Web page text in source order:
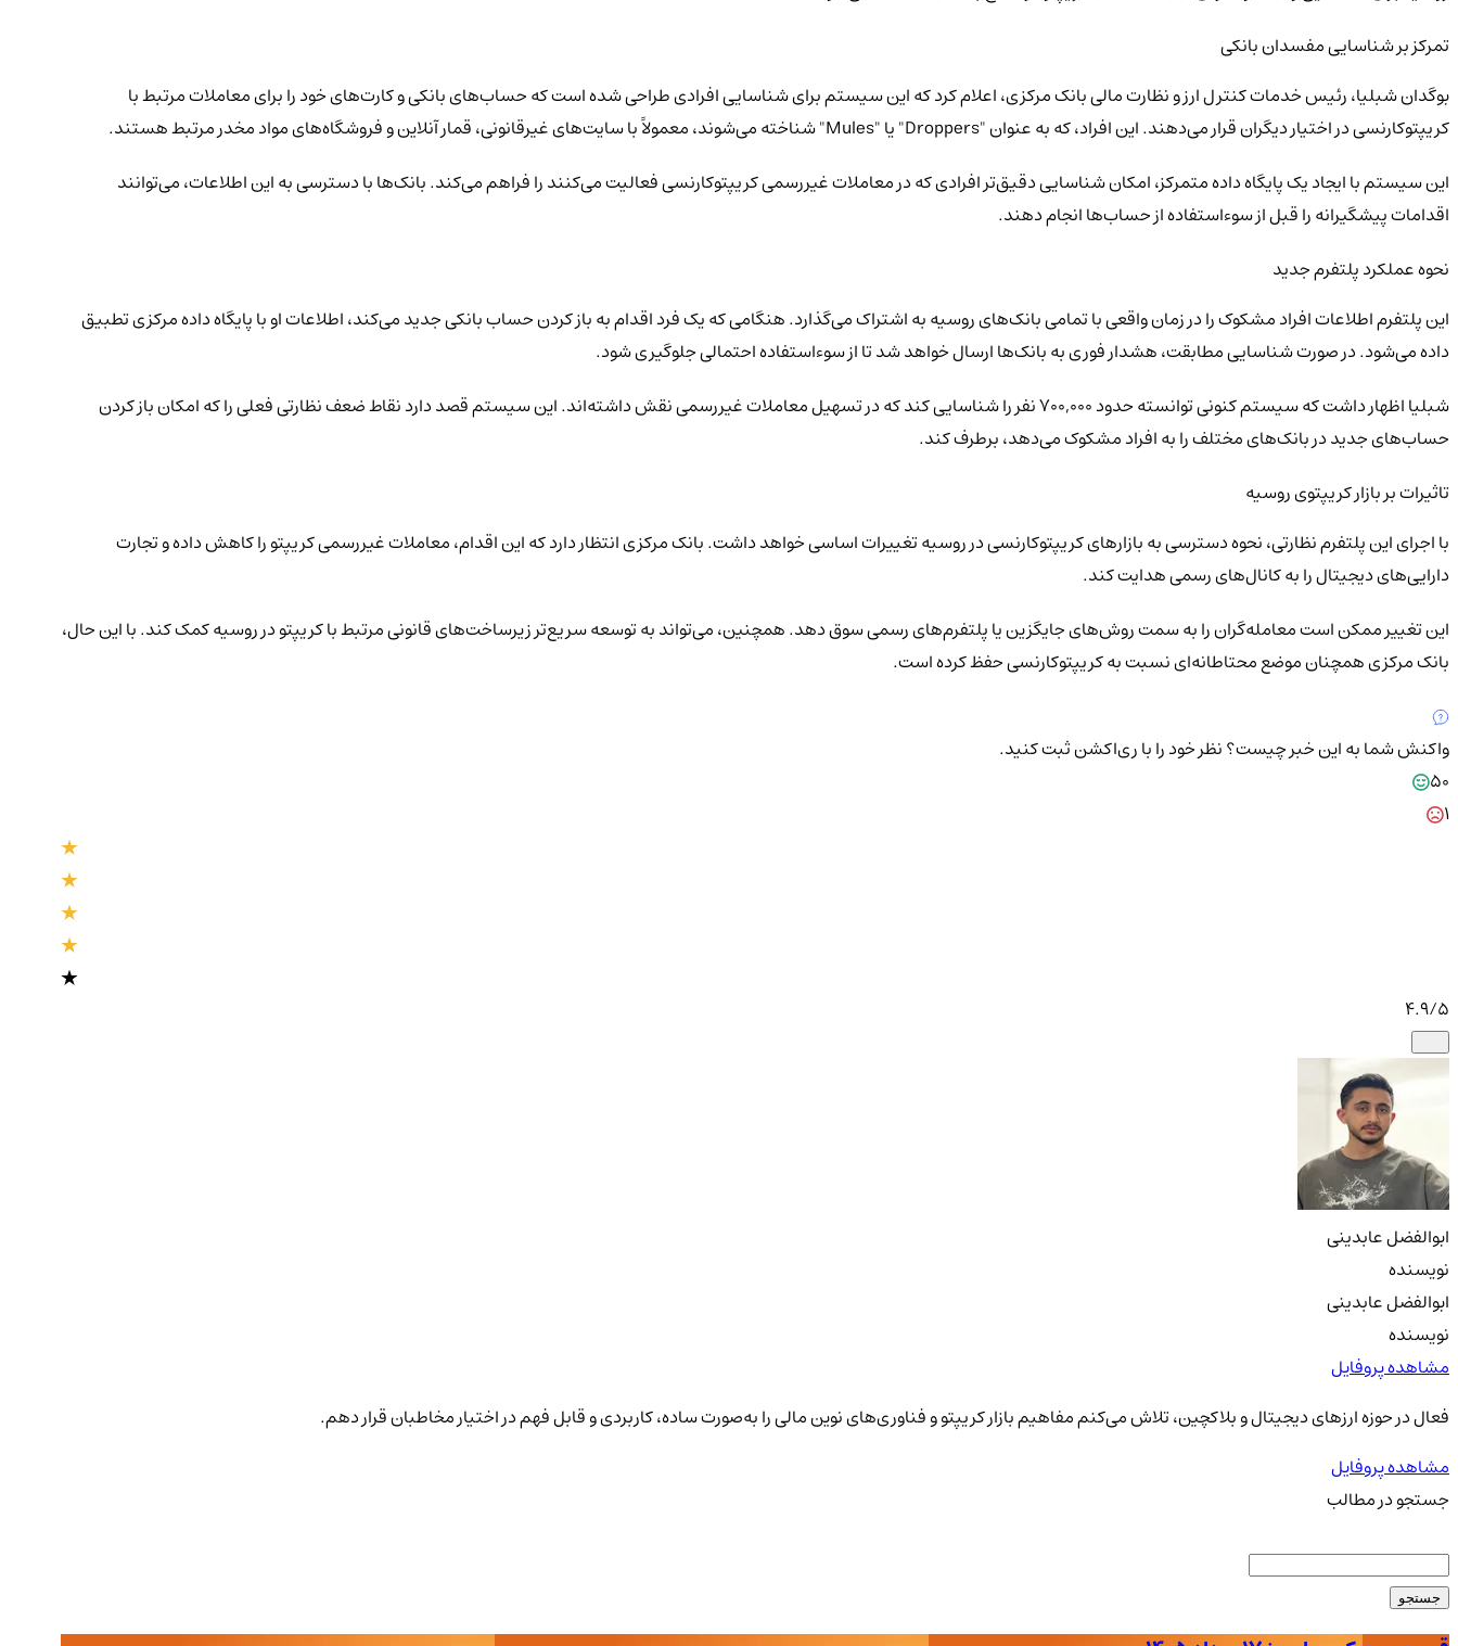
تمرکز بر شناسایی مفسدان بانکی
بوگدان شبلیا، رئیس خدمات کنترل ارز و نظارت مالی بانک مرکزی، اعلام کرد که این سیستم برای شناسایی افرادی طراحی شده است که حساب‌های بانکی و کارت‌های خود را برای معاملات مرتبط با
کریپتوکارنسی در اختیار دیگران قرار می‌دهند. این افراد، که به عنوان "Droppers" یا "Mules" شناخته می‌شوند، معمولاً با سایت‌های غیرقانونی، قمار آنلاین و فروشگاه‌های مواد مخدر مرتبط هستند.
این سیستم با ایجاد یک پایگاه داده متمرکز، امکان شناسایی دقیق‌تر افرادی که در معاملات غیررسمی کریپتوکارنسی فعالیت می‌کنند را فراهم می‌کند. بانک‌ها با دسترسی به این اطلاعات، می‌توانند
اقدامات پیشگیرانه را قبل از سوءاستفاده از حساب‌ها انجام دهند.
نحوه عملکرد پلتفرم جدید
این پلتفرم اطلاعات افراد مشکوک را در زمان واقعی با تمامی بانک‌های روسیه به اشتراک می‌گذارد. هنگامی که یک فرد اقدام به باز کردن حساب بانکی جدید می‌کند، اطلاعات او با پایگاه داده مرکزی تطبیق
داده می‌شود. در صورت شناسایی مطابقت، هشدار فوری به بانک‌ها ارسال خواهد شد تا از سوءاستفاده احتمالی جلوگیری شود.
شبلیا اظهار داشت که سیستم کنونی توانسته حدود ۷۰۰,۰۰۰ نفر را شناسایی کند که در تسهیل معاملات غیررسمی نقش داشته‌اند. این سیستم قصد دارد نقاط ضعف نظارتی فعلی را که امکان باز کردن
حساب‌های جدید در بانک‌های مختلف را به افراد مشکوک می‌دهد، برطرف کند.
تاثیرات بر بازار کریپتوی روسیه
با اجرای این پلتفرم نظارتی، نحوه دسترسی به بازارهای کریپتوکارنسی در روسیه تغییرات اساسی خواهد داشت. بانک مرکزی انتظار دارد که این اقدام، معاملات غیررسمی کریپتو را کاهش داده و تجارت
دارایی‌های دیجیتال را به کانال‌های رسمی هدایت کند.
این تغییر ممکن است معامله‌گران را به سمت روش‌های جایگزین یا پلتفرم‌های رسمی سوق دهد. همچنین، می‌تواند به توسعه سریع‌تر زیرساخت‌های قانونی مرتبط با کریپتو در روسیه کمک کند. با این حال،
بانک مرکزی همچنان موضع محتاطانه‌ای نسبت به کریپتوکارنسی حفظ کرده است.
واکنش شما به این خبر چیست؟نظر خود را با ری‌اکشن ثبت کنید.
50
1
4.9/5
ابوالفضل عابدینی
نویسنده
ابوالفضل عابدینی
نویسنده
مشاهده پروفایل
فعال در حوزه ارزهای دیجیتال و بلاکچین، تلاش می‌کنم مفاهیم بازار کریپتو و فناوری‌های نوین مالی را به‌صورت ساده، کاربردی و قابل فهم در اختیار مخاطبان قرار دهم.
مشاهده پروفایل
جستجو در مطالب
جستجو